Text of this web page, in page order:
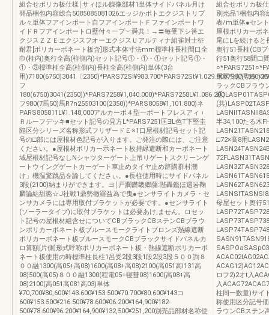
組合せポリカ板仕様￨サィほル腺像部材1単体サイドバネル月け
発品梱包内容総合5085085081026エッジかポトエクジストリプ
ル々単体フアインポート自フアインポートＦファインポートワ
イドＲフアインポートロ壁付々一プ︶舜共！→〓毎受下シ筈エ
クジスＺＺＥエクジスフオーエクジスＵアルティナ組雀対士征
耐君[ポリカーボネート板含]形式本体寸法mm標準柱長柱間口全
巾(柱内)奥行全高(柱側内)セット記号①・①・①セット記号①・
①・③標準柱全高(柱側内)長柱全高(柱側内)単体(3台
用)7180(6750)3041〔
フ
180(6750)3041(2350))*PARS7258¥1,040.000)*PARS7258L¥1.086.200
フ980(7馬50)馬R7n25503100(2350))*PARS8058¥1,101.800)ネ
PARS805811L¥1.148,000アルカーポ４型一ポートフレスアィ︲
Ｒルーフデッキ■セット記号の見方L*PARS7251匡∃L色T下堅圭
陥区分シリーズ名称形式フリザードＥ※1口屋根材記号セット記
号の□部には屋根材色記号が入ります。ご発注の際には、ご注意
ください。●屋根材ボリカー示ネート枚持緑遣断和カーボネート
域屋根材記号なしNシャツターゲート上吊りゲートスクリーンゲ
ートウイングゲートカーゲート車止めタイヤ止め辞購群村潮
け」機温驚跳品を論してくださぃ。●長柱使用時にサイドパネル
3段(2100)納まりができます。ヨ￨戸躙欝畿郷薩:陛轟鑑ほ還岩鞠
麟論結甜慾☆J社戦1鼎勢徹羅益為で曳●センサライトカメラ・セ
ンサカメラには専用取付ブラケットが必要です。●センサライト
(ソーラータイプ)に取付ブラケットは必要あけ,ません。ロセッ
ト記号の屋根材組含せについてCBブラックCBステンCBブラウ
ンポリカーボネート板ブルースモークライトブロンズ熱線遮断
ポリカーボネート板ブルースモークCBブラックサイドパネルカ
ロ算額[片側]形式呼称ポリカーボネート板・熱線遮断ポリカーボ
ネート板使用の時標準柱長柱1呂受2段3段1段2段3段５００詢８
００融1300(高05+高08)1600(高08+高08)2100(高051高l131高
08)500(高05)８００融1300(程電05+寝彗08)1600(高08+高
08)2100(高051高081高03)単体
¥70,700¥80,600¥143.600¥153.500¥70.700¥80.600¥143コ
600¥153.500¥216.500¥78.600¥06.200¥164,900¥182‐
500¥78.600¥96.200¥164,900¥132,500¥251,200別売品部材名称使
組合せポリカ板
別売品1梱包内容
表/m単体●セン
屋根ポリカーボ
尾にLを続けると
奥行51長柱(CB
行51奥行58間口
用区分記号鮪ヾ
ラックCBフラウ
通
(共
半34,100たる木
□72×高8用
母屋セット奥行
ロフ2)2オt入
入
柱同一数量)サイ
称使用区分記号
ラウンCBステン